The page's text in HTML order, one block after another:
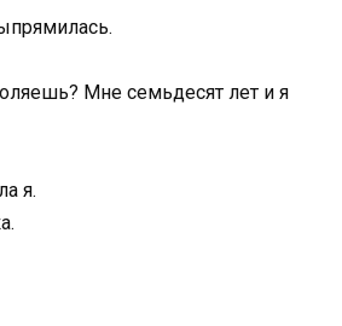
Мне семьдесят лет и я
я.